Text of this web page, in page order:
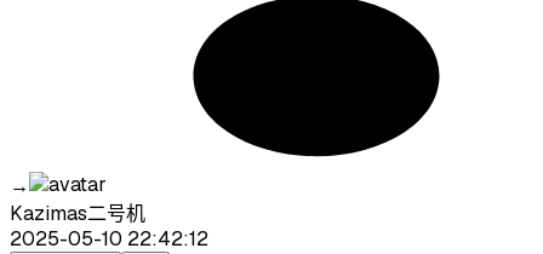
→
Kazimas二号机
2025-05-10 22:42:12